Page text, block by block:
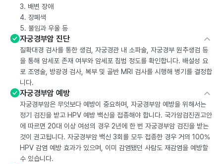
3. 배변 장애
4. 장폐색
5. 불임과 우울 등
자궁경부암 진단
질확대경 검사를 통한 생검, 자궁경관 내 소파술, 자궁경부 원추생검 등
을 통해 암세포 존재 여부와 암세포 침범 정도를 확인합니다. 배설성 요
로 조영술, 방광경 검사, 복부 및 골반 MRI 검사를 시행해 병기를 결정합
니다.
자궁경부암 예방
자궁경부암은 무엇보다 예방이 중요하며, 자궁경부암 예방을 위해서는
정기 검진을 받고 HPV 예방 백신을 접종해야 합니다. 국가암검진권고안
에 따르면 20대 이상 여성의 경우 2년에 한 번 자궁경부암 검진을 받는
것이 권고됩니다. 자궁경부암 백신 3회를 모두 접종한 경우 거의 100%
HPV 감염 예방 효과가 있으며, 이미 감염됐던 사람도 재감염을 예방할
수 있습니다.